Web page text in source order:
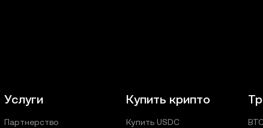
Услуги
Партнерство
Купить крипто
Купить USDC